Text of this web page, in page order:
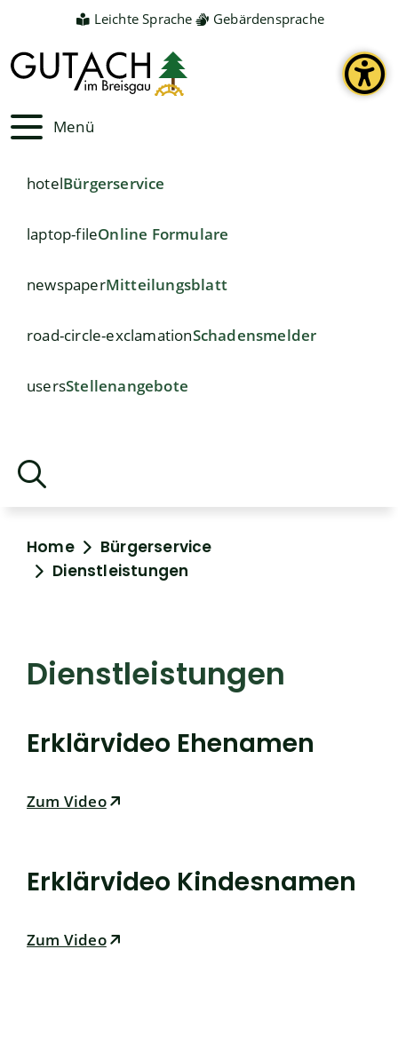
Leichte Sprache Gebärdensprache
Menü
hotelBürgerservice
laptop-fileOnline Formulare
newspaperMitteilungsblatt
road-circle-exclamationSchadensmelder
usersStellenangebote
Home
Bürgerservice
Dienstleistungen
Dienstleistungen
Erklärvideo Ehenamen
Zum Video
Erklärvideo Kindesnamen
Zum Video